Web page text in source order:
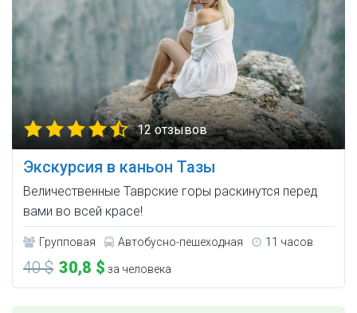
12 отзывов
Экскурсия в каньон Тазы
Величественные Таврские горы раскинутся перед
вами во всей красе!
Групповая Автобусно-пешеходная 11 часов
40 $ 30,8 $ за человека